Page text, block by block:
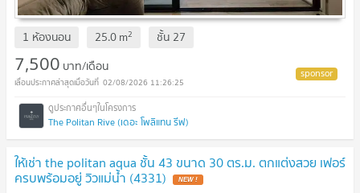
1 ห้องนอน 25.0m2 ชั้น 27
7,500 บาท/เดือน
02/08/2026 11:26:25
The Politan Rive (เดอะ โพลิแทน รีฟ)
ให้เช่า the politan aqua ชั้น 43 ขนาด 30 ตร.ม. ตกแต่งสวย เฟอร์
ครบพร้อมอยู่ วิวแม่น้ำ (4331)